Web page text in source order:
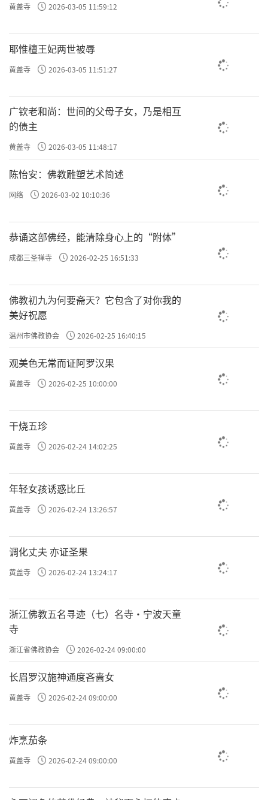
黄盖寺 2026-03-05 11:59:12
耶惟檀王妃两世被辱
黄盖寺 2026-03-05 11:51:27
广钦老和尚：世间的父母子女，乃是相互
的债主
黄盖寺 2026-03-05 11:48:17
陈怡安：佛教雕塑艺术简述
网络 2026-03-02 10:10:36
恭诵这部佛经，能清除身心上的“附体”
成都三圣禅寺 2026-02-25 16:51:33
佛教初九为何要斋天？它包含了对你我的
美好祝愿
温州市佛教协会 2026-02-25 16:40:15
观美色无常而证阿罗汉果
黄盖寺 2026-02-25 10:00:00
干烧五珍
黄盖寺 2026-02-24 14:02:25
年轻女孩诱惑比丘
黄盖寺 2026-02-24 13:26:57
调化丈夫 亦证圣果
黄盖寺 2026-02-24 13:24:17
浙江佛教五名寻迹（七）名寺·宁波天童
寺
浙江省佛教协会 2026-02-24 09:00:00
长眉罗汉施神通度吝啬女
黄盖寺 2026-02-24 09:00:00
炸烹茄条
黄盖寺 2026-02-24 09:00:00